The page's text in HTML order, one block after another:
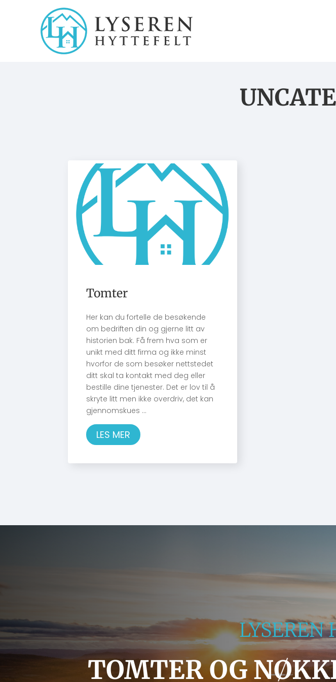
Tomter
Her kan du fortelle de besøkende
om bedriften din og gjerne litt av
historien bak. Få frem hva som er
unikt med ditt firma og ikke minst
hvorfor de som besøker nettstedet
ditt skal ta kontakt med deg eller
bestille dine tjenester. Det er lov til å
skryte litt men ikke overdriv, det kan
gjennomskues ...
LES MER
LYSEREN
TOMTER OG